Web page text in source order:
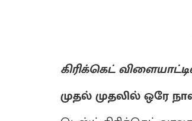
கிரிக்கெட்
முதல் முதலில் ஒரே